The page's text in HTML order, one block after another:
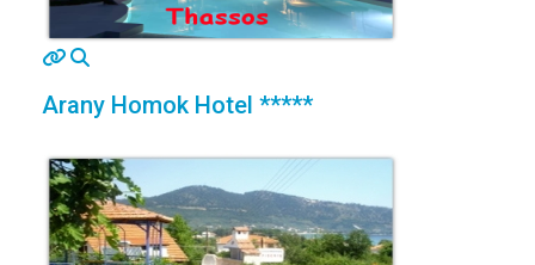
MOD_JTCS_VIEW_ARTICLE_LINK
Arany Homok Hotel *****